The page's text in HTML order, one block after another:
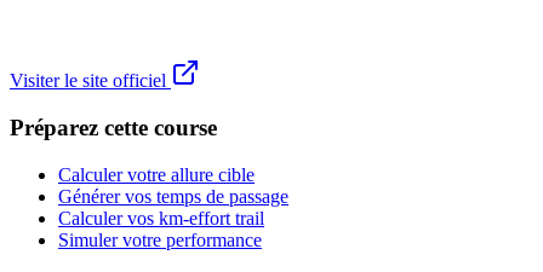
Visiter le site officiel
Préparez cette course
Calculer votre allure cible
Générer vos temps de passage
Calculer vos km-effort trail
Simuler votre performance